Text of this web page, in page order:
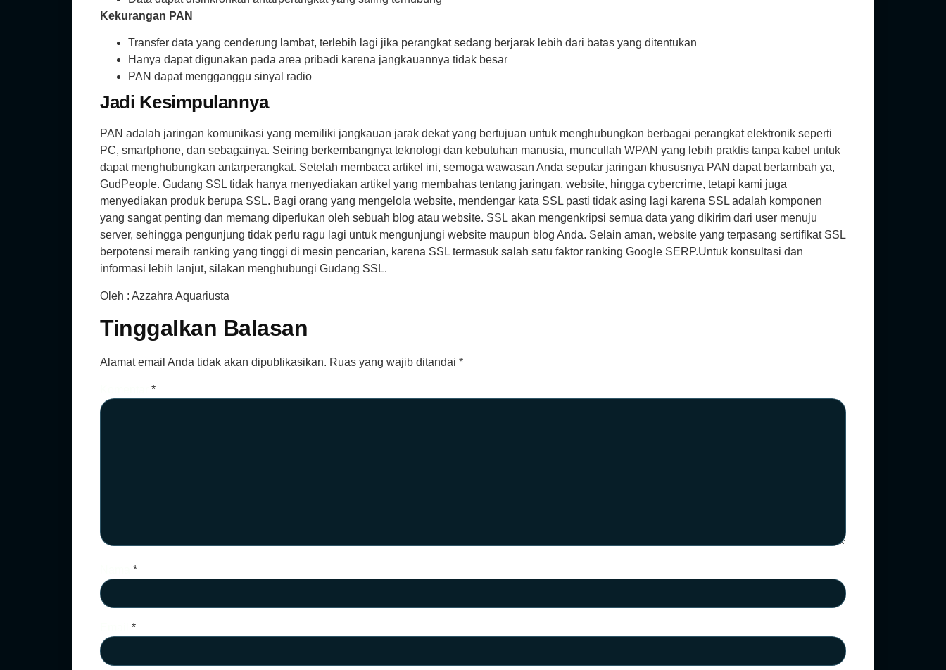
Kekurangan PAN
Transfer data yang cenderung lambat, terlebih lagi jika perangkat sedang berjarak lebih dari batas yang ditentukan
Hanya dapat digunakan pada area pribadi karena jangkauannya tidak besar
PAN dapat mengganggu sinyal radio
Jadi Kesimpulannya
PAN adalah jaringan komunikasi yang memiliki jangkauan jarak dekat yang bertujuan untuk menghubungkan berbagai perangkat elektronik seperti
PC, smartphone, dan sebagainya. Seiring berkembangnya teknologi dan kebutuhan manusia, muncullah WPAN yang lebih praktis tanpa kabel untuk
dapat menghubungkan antarperangkat. Setelah membaca artikel ini, semoga wawasan Anda seputar jaringan khususnya PAN dapat bertambah ya,
GudPeople. Gudang SSL tidak hanya menyediakan artikel yang membahas tentang jaringan, website, hingga cybercrime, tetapi kami juga
menyediakan produk berupa SSL. Bagi orang yang mengelola website, mendengar kata SSL pasti tidak asing lagi karena SSL adalah komponen
yang sangat penting dan memang diperlukan oleh sebuah blog atau website. SSL akan mengenkripsi semua data yang dikirim dari user menuju
server, sehingga pengunjung tidak perlu ragu lagi untuk mengunjungi website maupun blog Anda. Selain aman, website yang terpasang sertifikat SSL
berpotensi meraih ranking yang tinggi di mesin pencarian, karena SSL termasuk salah satu faktor ranking Google SERP.Untuk konsultasi dan
informasi lebih lanjut, silakan menghubungi Gudang SSL.
Oleh : Azzahra Aquariusta
Tinggalkan Balasan
Alamat email Anda tidak akan dipublikasikan. Ruas yang wajib ditandai *
*
*
*